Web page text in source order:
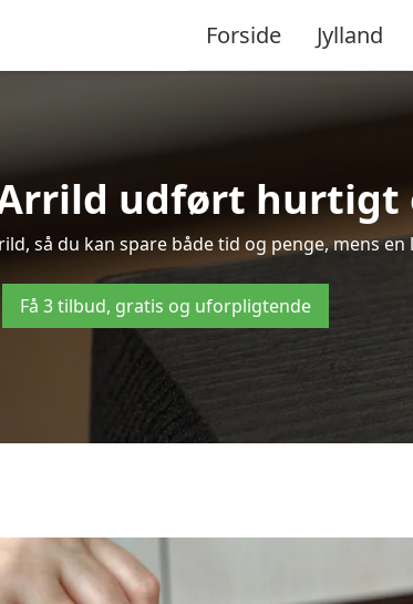
Forside Jylland
udført hurtigt
så du kan spare både tid og penge, mens
Få 3 tilbud, gratis og uforpligtende